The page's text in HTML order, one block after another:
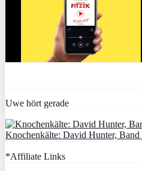
Uwe hört gerade
Knochenkälte: David Hunter,
*Affiliate Links